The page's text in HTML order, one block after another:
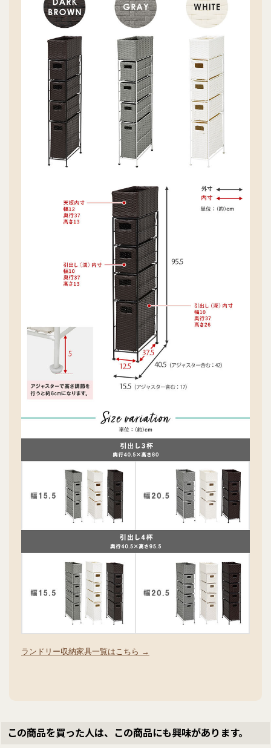
ランドリー収納家具一覧はこちら →
この商品を買った人は、この商品にも興味があります。